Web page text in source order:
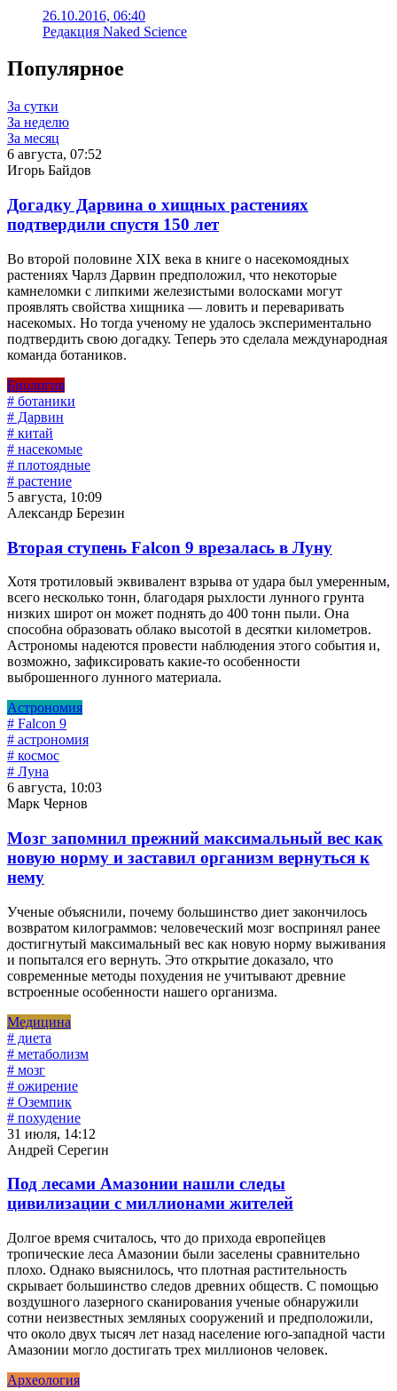
26.10.2016, 06:40
Редакция Naked Science
Популярное
За сутки
За неделю
За месяц
6 августа, 07:52
Игорь Байдов
Догадку Дарвина о хищных растениях
подтвердили спустя 150 лет
Во второй половине XIX века в книге о насекомоядных
растениях Чарлз Дарвин предположил, что некоторые
камнеломки с липкими железистыми волосками могут
проявлять свойства хищника — ловить и переваривать
насекомых. Но тогда ученому не удалось экспериментально
подтвердить свою догадку. Теперь это сделала международная
команда ботаников.
Биология
# ботаники
# Дарвин
# китай
# насекомые
# плотоядные
# растение
5 августа, 10:09
Александр Березин
Вторая ступень Falcon 9 врезалась в Луну
Хотя тротиловый эквивалент взрыва от удара был умеренным,
всего несколько тонн, благодаря рыхлости лунного грунта
низких широт он может поднять до 400 тонн пыли. Она
способна образовать облако высотой в десятки километров.
Астрономы надеются провести наблюдения этого события и,
возможно, зафиксировать какие-то особенности
выброшенного лунного материала.
Астрономия
# Falcon 9
# астрономия
# космос
# Луна
6 августа, 10:03
Марк Чернов
Мозг запомнил прежний максимальный вес как
новую норму и заставил организм вернуться к
нему
Ученые объяснили, почему большинство диет закончилось
возвратом килограммов: человеческий мозг воспринял ранее
достигнутый максимальный вес как новую норму выживания
и попытался его вернуть. Это открытие доказало, что
современные методы похудения не учитывают древние
встроенные особенности нашего организма.
Медицина
# диета
# метаболизм
# мозг
# ожирение
# Оземпик
# похудение
31 июля, 14:12
Андрей Серегин
Под лесами Амазонии нашли следы
цивилизации с миллионами жителей
Долгое время считалось, что до прихода европейцев
тропические леса Амазонии были заселены сравнительно
плохо. Однако выяснилось, что плотная растительность
скрывает большинство следов древних обществ. С помощью
воздушного лазерного сканирования ученые обнаружили
сотни неизвестных земляных сооружений и предположили,
что около двух тысяч лет назад население юго-западной части
Амазонии могло достигать трех миллионов человек.
Археология